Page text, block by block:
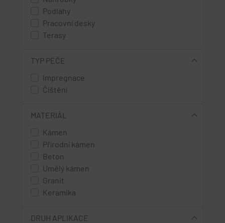
Podlahy
Pracovní desky
Terasy
TYP PÉČE
Impregnace
Čištění
MATERIÁL
Kámen
Přírodní kámen
Beton
Umělý kámen
Granit
Keramika
DRUH APLIKACE